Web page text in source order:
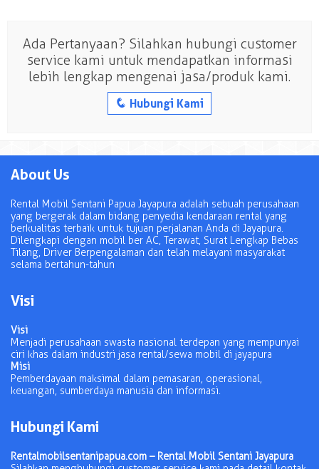
Ada Pertanyaan? Silahkan hubungi customer
service kami untuk mendapatkan informasi
lebih lengkap mengenai jasa/produk kami.
q Hubungi Kami
About Us
Rental Mobil Sentani Papua Jayapura adalah sebuah perusahaan
yang bergerak dalam bidang penyedia kendaraan rental yang
berkualitas terbaik untuk tujuan perjalanan Anda di Jayapura.
Dilengkapi dengan mobil ber AC, Terawat, Surat Lengkap Bebas
Tilang, Driver Berpengalaman dan telah melayani masyarakat
selama bertahun-tahun
Visi
Visi
Menjadi perusahaan swasta nasional terdepan yang mempunyai
ciri khas dalam industri jasa rental/sewa mobil di jayapura
Misi
Pemberdayaan maksimal dalam pemasaran, operasional,
keuangan, sumberdaya manusia dan informasi.
Hubungi Kami
Rentalmobilsentanipapua.com – Rental Mobil Sentani Jayapura